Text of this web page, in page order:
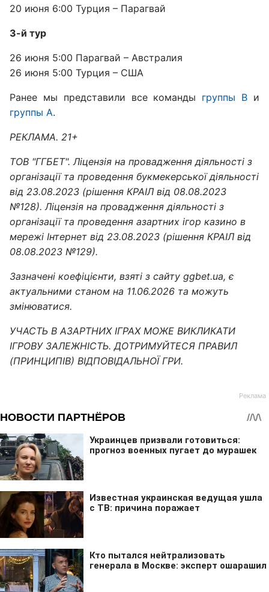
20 июня 6:00 Турция – Парагвай
3-й тур
26 июня 5:00 Парагвай – Австралия
26 июня 5:00 Турция – США
Ранее мы представили все команды группы B и
группы A.
РЕКЛАМА. 21+
ТОВ "ГГБЕТ". Ліцензія на провадження діяльності з
організації та проведення букмекерської діяльності
від 23.08.2023 (рішення КРАІЛ від 08.08.2023
№128). Ліцензія на провадження діяльності з
організації та проведення азартних ігор казино в
мережі Інтернет від 23.08.2023 (рішення КРАІЛ від
08.08.2023 №129).
Зазначені коефіцієнти, взяті з сайту ggbet.ua, є
актуальними станом на 11.06.2026 та можуть
змінюватися.
УЧАСТЬ В АЗАРТНИХ ІГРАХ МОЖЕ ВИКЛИКАТИ
ІГРОВУ ЗАЛЕЖНІСТЬ. ДОТРИМУЙТЕСЯ ПРАВИЛ
(ПРИНЦИПІВ) ВІДПОВІДАЛЬНОЇ ГРИ.